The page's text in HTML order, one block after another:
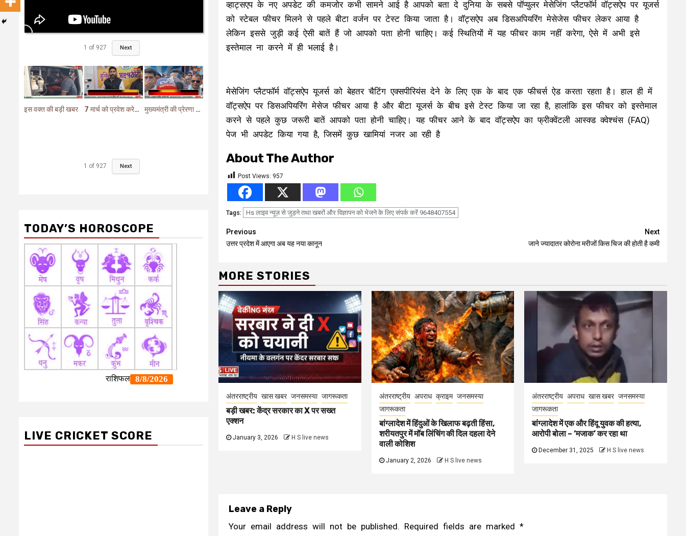
व्हाट्सएप के नए अपडेट की कमजोर कभी सामने आई है आपको बता दे दुनिया के सबसे पॉप्युलर मेसेजिंग प्लैटफॉर्म वॉट्सऐप पर यूजर्स
को स्टेबल फीचर मिलने से पहले बीटा वर्जन पर टेस्ट किया जाता है। वॉट्सऐप अब डिसअपियरिंग मेसेजेस फीचर लेकर आया है
लेकिन इससे जुड़ी कई ऐसी बातें हैं जो आपको पता होनी चाहिए। कई स्थितियों में यह फीचर काम नहीं करेगा, ऐसे में अभी इसे
इस्तेमाल ना करने में ही भलाई है।
मेसेजिंग प्लैटफॉर्म वॉट्सऐप यूजर्स को बेहतर चैटिंग एक्सपीरियंस देने के लिए एक के बाद एक फीचर्स ऐड करता रहता है। हाल ही में
वॉट्सऐप पर डिसअपियरिंग मेसेज फीचर आया है और बीटा यूजर्स के बीच इसे टेस्ट किया जा रहा है, हालांकि इस फीचर को इस्तेमाल
करने से पहले कुछ जरूरी बातें आपको पता होनी चाहिए। यह फीचर आने के बाद वॉट्सऐप का फ्रीक्वेंटली आस्क्ड क्वेश्चंस (FAQ)
पेज भी अपडेट किया गया है, जिसमें कुछ खामियां नजर आ रही है
About The Author
Post Views: 957
Tags: Hs लाइव न्यूज़ से जुड़ने तथा खबरों और विज्ञापन को भेजने के लिए संपर्क करें 9648407554
Continue
Reading
Previous
उत्तर प्रदेश में आएगा अब यह नया कानून
Next
जाने ज्यादातर कोरोना मरीजों किस चिज की होती है कमी
MORE STORIES
अंतरराष्ट्रीय खास खबर जनसमस्या जागरूकता
बड़ी खबर: केंद्र सरकार का X पर सख्त
एक्शन
January 3, 2026 H S live news
अंतरराष्ट्रीय अपराध क्राइम जनसमस्या
जागरूकता
बांग्लादेश में हिंदुओं के खिलाफ बढ़ती हिंसा,
शरीयतपुर में मॉब लिंचिंग की दिल दहला देने
वाली कोशिश
January 2, 2026 H S live news
अंतरराष्ट्रीय अपराध खास खबर जनसमस्या
जागरूकता
बांग्लादेश में एक और हिंदू युवक की हत्या,
आरोपी बोला – ‘मजाक’ कर रहा था
December 31, 2025 H S live news
Leave a Reply
Your email address will not be published. Required fields are marked *
1 of 927 Next
इस वक्त की बड़ी खबर 7 मार्च को प्रवेश करेगा मुर्शिदाबाद में बीजेपी का परिवर्तन यात्रा रथ मुख्यमंत्री की प्रेरणा से दो महत्वपूर्ण योजनाओं का हुआ शिलान्यास
1 of 927 Next
TODAY’S HOROSCOPE
LIVE CRICKET SCORE